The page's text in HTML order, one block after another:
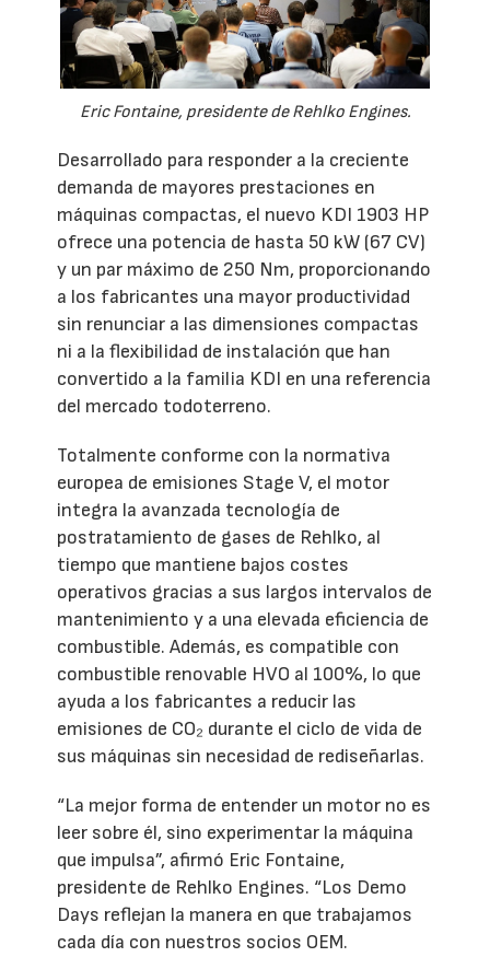
Eric Fontaine, presidente de Rehlko Engines.
Desarrollado para responder a la creciente
demanda de mayores prestaciones en
máquinas compactas, el nuevo KDI 1903 HP
ofrece una potencia de hasta 50 kW (67 CV)
y un par máximo de 250 Nm, proporcionando
a los fabricantes una mayor productividad
sin renunciar a las dimensiones compactas
ni a la flexibilidad de instalación que han
convertido a la familia KDI en una referencia
del mercado todoterreno.
Totalmente conforme con la normativa
europea de emisiones Stage V, el motor
integra la avanzada tecnología de
postratamiento de gases de Rehlko, al
tiempo que mantiene bajos costes
operativos gracias a sus largos intervalos de
mantenimiento y a una elevada eficiencia de
combustible. Además, es compatible con
combustible renovable HVO al 100%, lo que
ayuda a los fabricantes a reducir las
emisiones de CO₂ durante el ciclo de vida de
sus máquinas sin necesidad de rediseñarlas.
“La mejor forma de entender un motor no es
leer sobre él, sino experimentar la máquina
que impulsa”, afirmó Eric Fontaine,
presidente de Rehlko Engines. “Los Demo
Days reflejan la manera en que trabajamos
cada día con nuestros socios OEM.